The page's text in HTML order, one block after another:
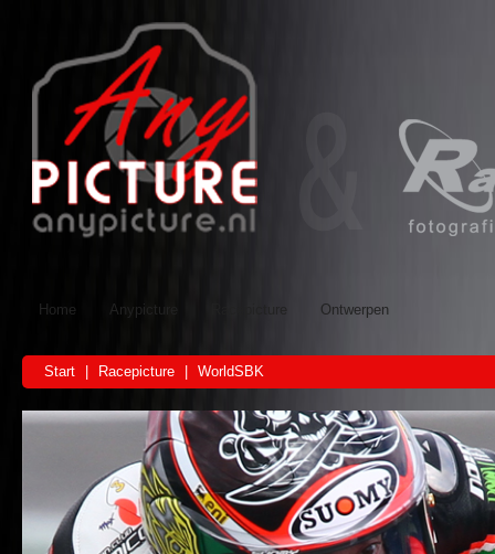
Home Anypicture Ontwerpen
Start Racepicture WorldSBK